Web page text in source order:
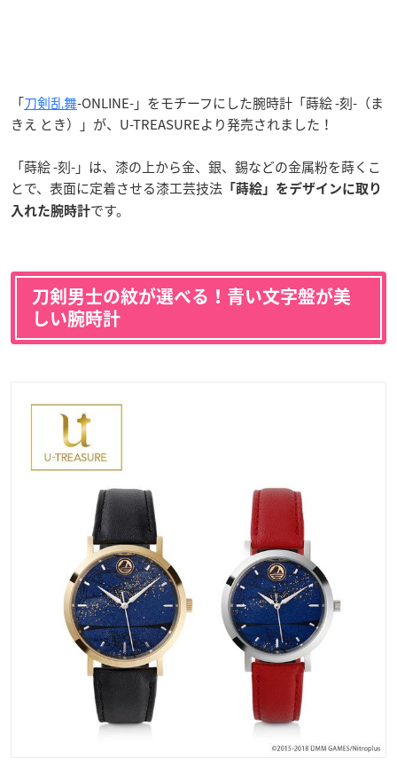
「刀剣乱舞-ONLINE-」をモチーフにした腕時計「蒔絵 -刻-（ま
きえ とき）」が、U-TREASUREより発売されました！
「蒔絵 -刻-」は、漆の上から金、銀、錫などの金属粉を蒔くこ
とで、表面に定着させる漆工芸技法 「蒔絵」をデザインに取り
入れた腕時計です。
刀剣男士の紋が選べる！青い文字盤が美
しい腕時計